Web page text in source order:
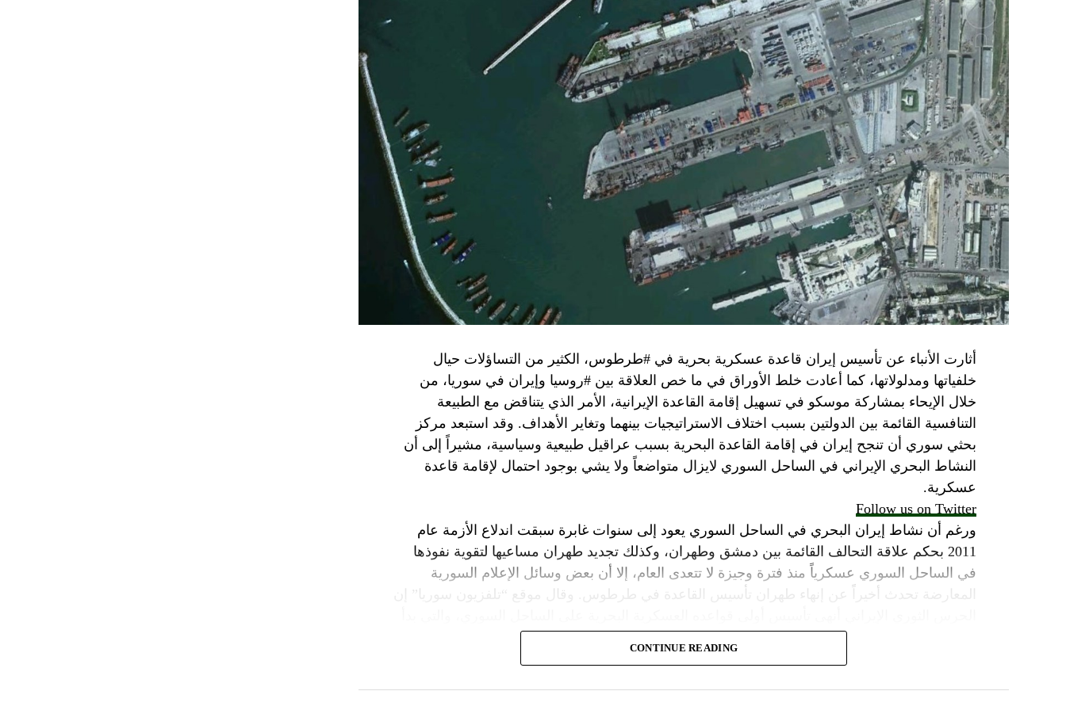
وفي هذا السياق، قال الكاتب والباحث السياسي الفلسطيني جمال زقوت في حديث لـ”سكاي نيوز
عربية”:
حماس ليست عقبة في المفاوضات وأي حديث من هذا القبيل تجني على الموقف الفلسطيني.
المعضلة الأساسية هي أن نتنياهو يعرض المجتمع الإسرائيلي والمنطقة للخطر.
حماس وافقت على الإطار الرئيسي الذي قدمه جو بايدن وقالت إنها وافقت على تصورات يوليو.
حماس تدرك أن وقف إطلاق النار مصلحة لفلسطين والمنطقة.
برنامج نتنياهو لا يريد السلام في المنطقة، وهو من سمح ببقاء حماس في الحكم.
حماس منذ ديسمبر قدمت لمصر رأيا يقول إنها مستعدة لحكومة وفاق وطني تمهيدا لإجراء انتخابات بعد ثلاث
أو أربع سنوات.
الجدية تقتضي أن يجري توافق على حكومة وفاق وطني.
الأمن الإسرائيلي يقول أنه لا يوجد سبب أمني للتواجد في محوار فيلادلفيا، ونتنياهو لا يريد الإصغاء.
SkyNewsArabia
أثارت الأنباء عن تأسيس إيران قاعدة عسكرية بحرية في #طرطوس، الكثير من التساؤلات حيال
خلفياتها ومدلولاتها، كما أعادت خلط الأوراق في ما خص العلاقة بين #روسيا وإيران في سوريا، من
خلال الإيحاء بمشاركة موسكو في تسهيل إقامة القاعدة الإيرانية، الأمر الذي يتناقض مع الطبيعة
التنافسية القائمة بين الدولتين بسبب اختلاف الاستراتيجيات بينهما وتغاير الأهداف. وقد استبعد مركز
بحثي سوري أن تنجح إيران في إقامة القاعدة البحرية بسبب عراقيل طبيعية وسياسية، مشيراً إلى أن
النشاط البحري الإيراني في الساحل السوري لايزال متواضعاً ولا يشي بوجود احتمال لإقامة قاعدة
عسكرية.
Follow us on Twitter
ورغم أن نشاط إيران البحري في الساحل السوري يعود إلى سنوات غابرة سبقت اندلاع الأزمة عام
2011 بحكم علاقة التحالف القائمة بين دمشق وطهران، وكذلك تجديد طهران مساعيها لتقوية نفوذها
في الساحل السوري عسكرياً منذ فترة وجيزة لا تتعدى العام، إلا أن بعض وسائل الإعلام السورية
المعارضة تحدث أخيراً عن إنهاء طهران تأسيس القاعدة في طرطوس. وقال موقع “تلفزيون سوريا” إن
العمل عليها قبل أقل من سنة في إطار خطة إيرانية لتعزيز قواتها في سوريا، تضمنت زيادة أعداد
CONTINUE READING